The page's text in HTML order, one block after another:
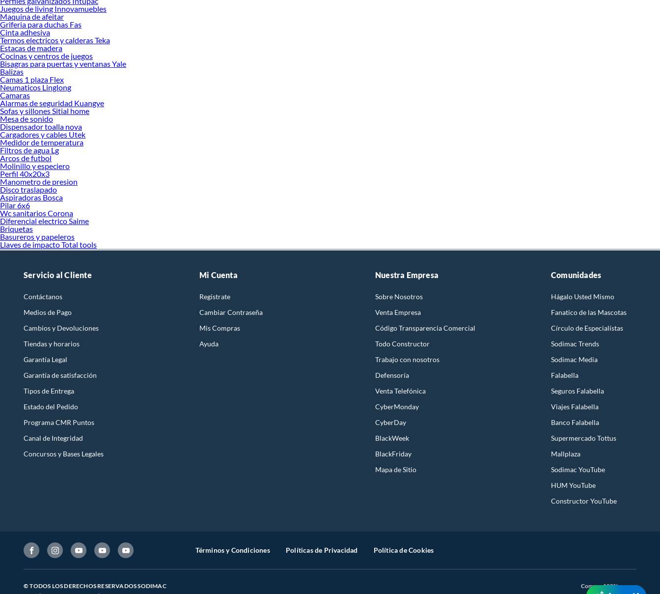
Juegos de living Innovamuebles
Maquina de afeitar
Griferia para duchas Fas
Cinta adhesiva
Termos electricos y calderas Teka
Estacas de madera
Cocinas y centros de juegos
Bisagras para puertas y ventanas Yale
Balizas
Camas 1 plaza Flex
Neumaticos Linglong
Camaras
Alarmas de seguridad Kuangye
Sofas y sillones Sitial home
Mesa de sonido
Dispensador toalla nova
Cargadores y cables Utek
Medidor de temperatura
Filtros de agua Lg
Arcos de futbol
Molinillo y especiero
Perfil 40x20x3
Manometro de presion
Disco traslapado
Aspiradoras Bosca
Pilar 6x6
Wc sanitarios Corona
Diferencial electrico Saime
Briquetas
Basureros y papeleros
Llaves de impacto Total tools
Servicio al Cliente
Contáctanos
Medios de Pago
Cambios y Devoluciones
Tiendas y horarios
Garantía Legal
Garantía de satisfacción
Tipos de Entrega
Estado del Pedido
Programa CMR Puntos
Canal de Integridad
Concursos y Bases Legales
Mi Cuenta
Registrate
Cambiar Contraseña
Mis Compras
Ayuda
Nuestra Empresa
Sobre Nosotros
Venta Empresa
Código Transparencia Comercial
Todo Constructor
Trabajo con nosotros
Defensoría
Venta Telefónica
CyberMonday
CyberDay
BlackWeek
BlackFriday
Mapa de Sitio
Comunidades
Hágalo Usted Mismo
Fanatico de las Mascotas
Círculo de Especialístas
Sodimac Trends
Sodimac Media
Falabella
Seguros Falabella
Viajes Falabella
Banco Falabella
Supermercado Tottus
Mallplaza
Sodimac YouTube
HUM YouTube
Constructor YouTube
Términos y Condiciones Políticas de Privacidad Política de Cookies
© TODOS LOS DERECHOS RESERVADOS SODIMAC
Compra 100% segura